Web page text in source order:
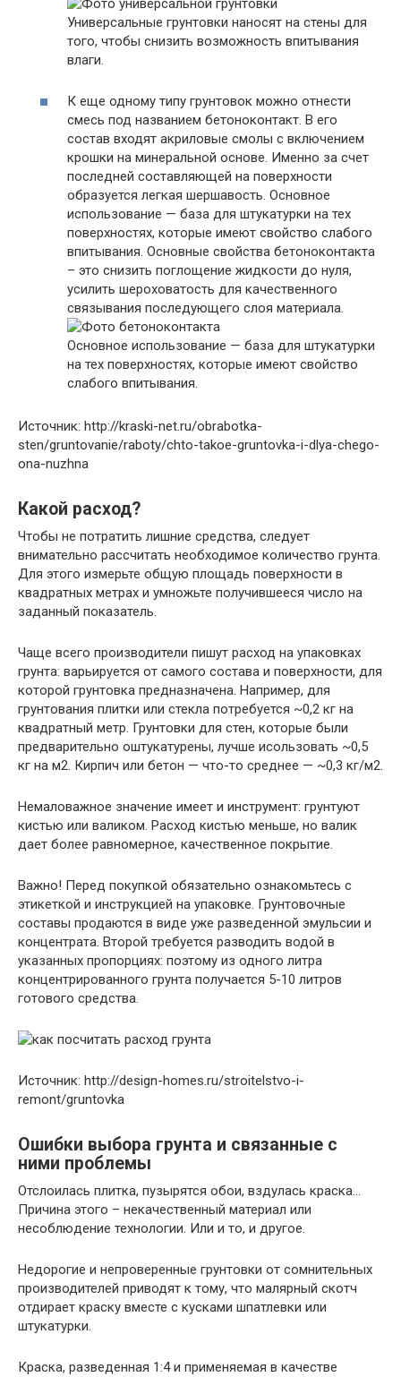
Универсальные грунтовки наносят на стены для
того, чтобы снизить возможность впитывания
влаги.
К еще одному типу грунтовок можно отнести
смесь под названием бетоноконтакт. В его
состав входят акриловые смолы с включением
крошки на минеральной основе. Именно за счет
последней составляющей на поверхности
образуется легкая шершавость. Основное
использование — база для штукатурки на тех
поверхностях, которые имеют свойство слабого
впитывания. Основные свойства бетоноконтакта
– это снизить поглощение жидкости до нуля,
усилить шероховатость для качественного
связывания последующего слоя материала.
Основное использование — база для штукатурки
на тех поверхностях, которые имеют свойство
слабого впитывания.
Источник: http://kraski-net.ru/obrabotka-
sten/gruntovanie/raboty/chto-takoe-gruntovka-i-dlya-chego-
ona-nuzhna
Какой расход?
Чтобы не потратить лишние средства, следует
внимательно рассчитать необходимое количество грунта.
Для этого измерьте общую площадь поверхности в
квадратных метрах и умножьте получившееся число на
заданный показатель.
Чаще всего производители пишут расход на упаковках
грунта: варьируется от самого состава и поверхности, для
которой грунтовка предназначена. Например, для
грунтования плитки или стекла потребуется ~0,2 кг на
квадратный метр. Грунтовки для стен, которые были
предварительно оштукатурены, лучше исользовать ~0,5
кг на м2. Кирпич или бетон — что-то среднее — ~0,3 кг/м2.
Немаловажное значение имеет и инструмент: грунтуют
кистью или валиком. Расход кистью меньше, но валик
дает более равномерное, качественное покрытие.
Важно! Перед покупкой обязательно ознакомьтесь с
этикеткой и инструкцией на упаковке. Грунтовочные
составы продаются в виде уже разведенной эмульсии и
концентрата. Второй требуется разводить водой в
указанных пропорциях: поэтому из одного литра
концентрированного грунта получается 5-10 литров
готового средства.
Источник: http://design-homes.ru/stroitelstvo-i-
remont/gruntovka
Ошибки выбора грунта и связанные с
ними проблемы
Отслоилась плитка, пузырятся обои, вздулась краска…
Причина этого – некачественный материал или
несоблюдение технологии. Или и то, и другое.
Недорогие и непроверенные грунтовки от сомнительных
производителей приводят к тому, что малярный скотч
отдирает краску вместе с кусками шпатлевки или
штукатурки.
Краска, разведенная 1:4 и применяемая в качестве